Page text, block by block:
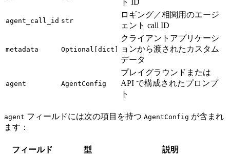
agent_call_id str
ロギング／相関用のエージ
ェント call ID
metadata Optional[dict]
クライアントアプリケーシ
ョンから渡されたカスタム
データ
agent AgentConfig
プレイグラウンドまたは
API で構成されたプロンプ
ト
agent フィールドには次の項目を持つ AgentConfig が含まれ
ます：
フィールド 型 説明